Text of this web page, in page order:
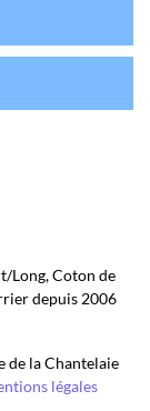
Long, Coton de
depuis 2006
la Chantelaie
légales